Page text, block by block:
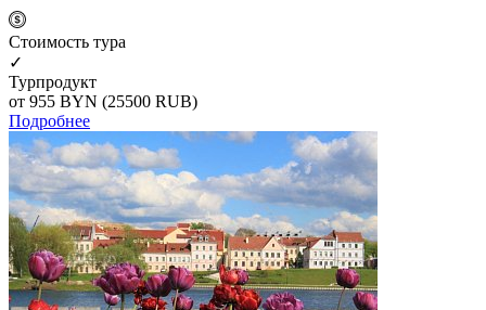
Cтоимость тура
✓
Турпродукт
от 955 BYN (25500 RUB)
Подробнее